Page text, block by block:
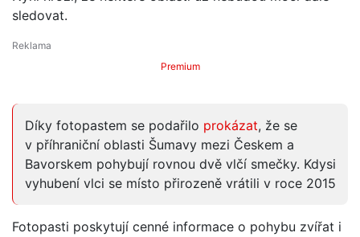
sledovat.
Premium
Díky fotopastem se podařilo prokázat, že se
v příhraniční oblasti Šumavy mezi Českem a
Bavorskem pohybují rovnou dvě vlčí smečky. Kdysi
vyhubení vlci se místo přirozeně vrátili v roce 2015
Fotopasti poskytují cenné informace o pohybu zvířat i